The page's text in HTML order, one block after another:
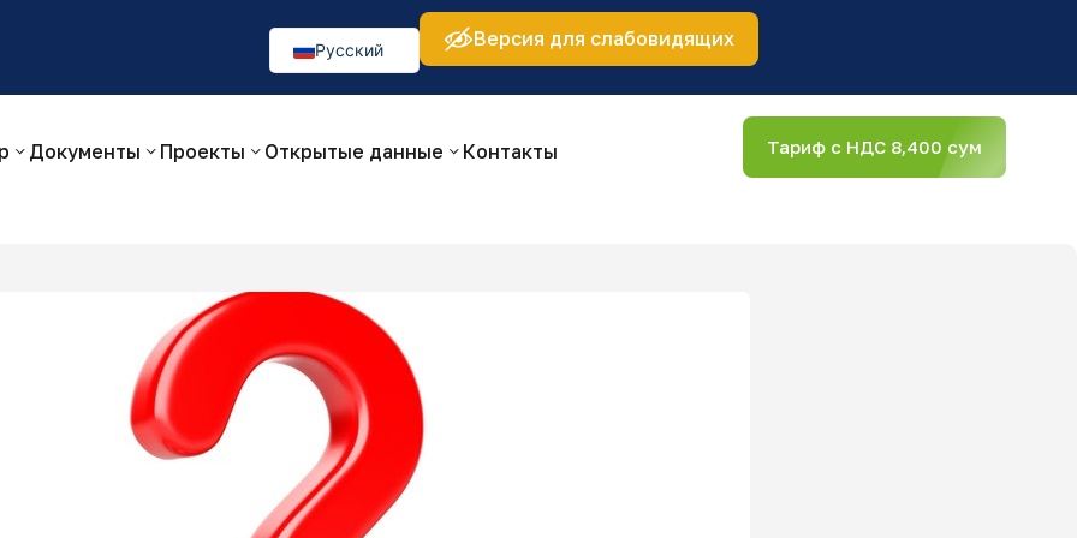
Изображения: 👁 🚫
Русский
O‘zbekcha
Версия для слабовидящих
Документы Проекты Открытые данные Контакты Тариф с НДС 8,400 сум